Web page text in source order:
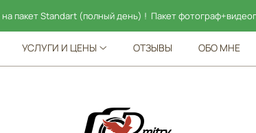
УСЛУГИ И ЦЕНЫ ОТЗЫВЫ ОБО МНЕ
(полный день) ! Пакет фотограф+видеограф — 95 000!